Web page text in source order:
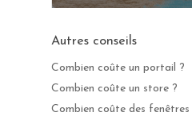
Autres conseils
Combien coûte un portail ?
Combien coûte un store ?
Combien coûte des fenêtres